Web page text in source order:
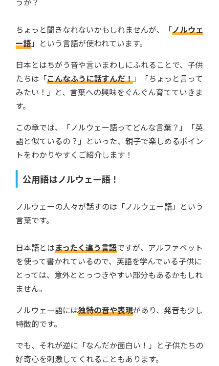
ちょっと聞きなれないかもしれませんが、「ノルウェ
ー語」という言語が使われています。
日本とはちがう音や言いまわしにふれることで、子供
たちは「こんなふうに話すんだ！」「ちょっと言って
みたい！」と、言葉への興味をぐんぐん育てていきま
す。
この章では、「ノルウェー語ってどんな言葉？」「英
語と似ているの？」といった、親子で楽しめるポイン
トをわかりやすくご紹介します！
公用語はノルウェー語！
ノルウェーの人々が話すのは「ノルウェー語」という
言葉です。
日本語とはまったく違う言語ですが、アルファベット
を使って書かれているので、英語を学んでいる子供に
とっては、意外ととっつきやすい部分もあるかもしれ
ません。
ノルウェー語には独特の音や表現があり、発音も少し
特徴的です。
でも、それが逆に「なんだか面白い！」と子供たちの
好奇心を刺激してくれることもあります。